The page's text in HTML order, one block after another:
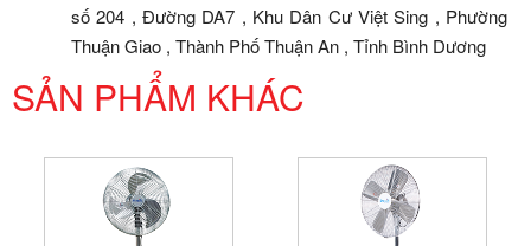
số 204 , Đường DA7 , Khu Dân Cư Việt Sing , Phường
Thuận Giao , Thành Phố Thuận An , Tỉnh Bình Dương
SẢN PHẨM KHÁC